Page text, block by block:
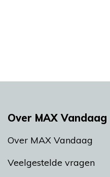
Over MAX Vandaag
Over MAX Vandaag
Veelgestelde vragen